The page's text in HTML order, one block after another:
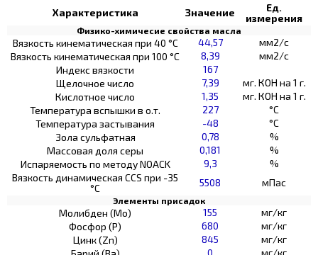
Характеристика Значение
Ед.
измерения
Физико-химичесие свойства масла
Вязкость кинематическая при 40 °С 44,57
мм2/с
Вязкость кинематическая при 100 °С
8,39
мм2/с
Индекс вязкости
167
Щелочное число
7,39
мг. КОН на 1 г.
Кислотное число
1,35
мг. КОН на 1 г.
Температура вспышки в о.т.
227
°C
Температура застывания
-48
°C
Зола сульфатная
0,78
%
Массовая доля серы
0,181
%
Испаряемость по методу NOACK
9,3
%
Вязкость динамическая CCS при -35
°С
5508 мПас
Элементы присадок
Молибден (Мо) 155
мг/кг
Фосфор (Р)
680
мг/кг
Цинк (Zn)
845
мг/кг
0
мг/кг